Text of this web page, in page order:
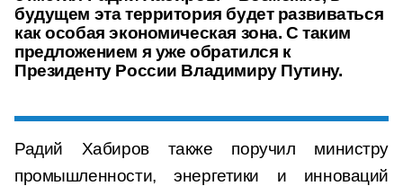
будущем эта территория будет развиваться
как особая экономическая зона. С таким
предложением я уже обратился к
Президенту России Владимиру Путину.
Радий Хабиров также поручил министру
промышленности, энергетики и инноваций